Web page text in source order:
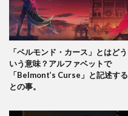
「ベルモンド・カース」とはどう
いう意味？アルファベットで
「Belmont’s Curse」と記述する
との事。